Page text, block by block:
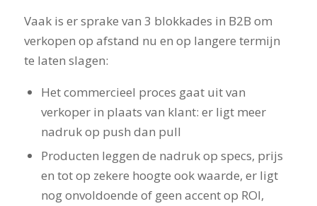
Vaak is er sprake van 3 blokkades in B2B om
verkopen op afstand nu en op langere termijn
te laten slagen:
Het commercieel proces gaat uit van
verkoper in plaats van klant: er ligt meer
nadruk op push dan pull
Producten leggen de nadruk op specs, prijs
en tot op zekere hoogte ook waarde, er ligt
nog onvoldoende of geen accent op ROI,